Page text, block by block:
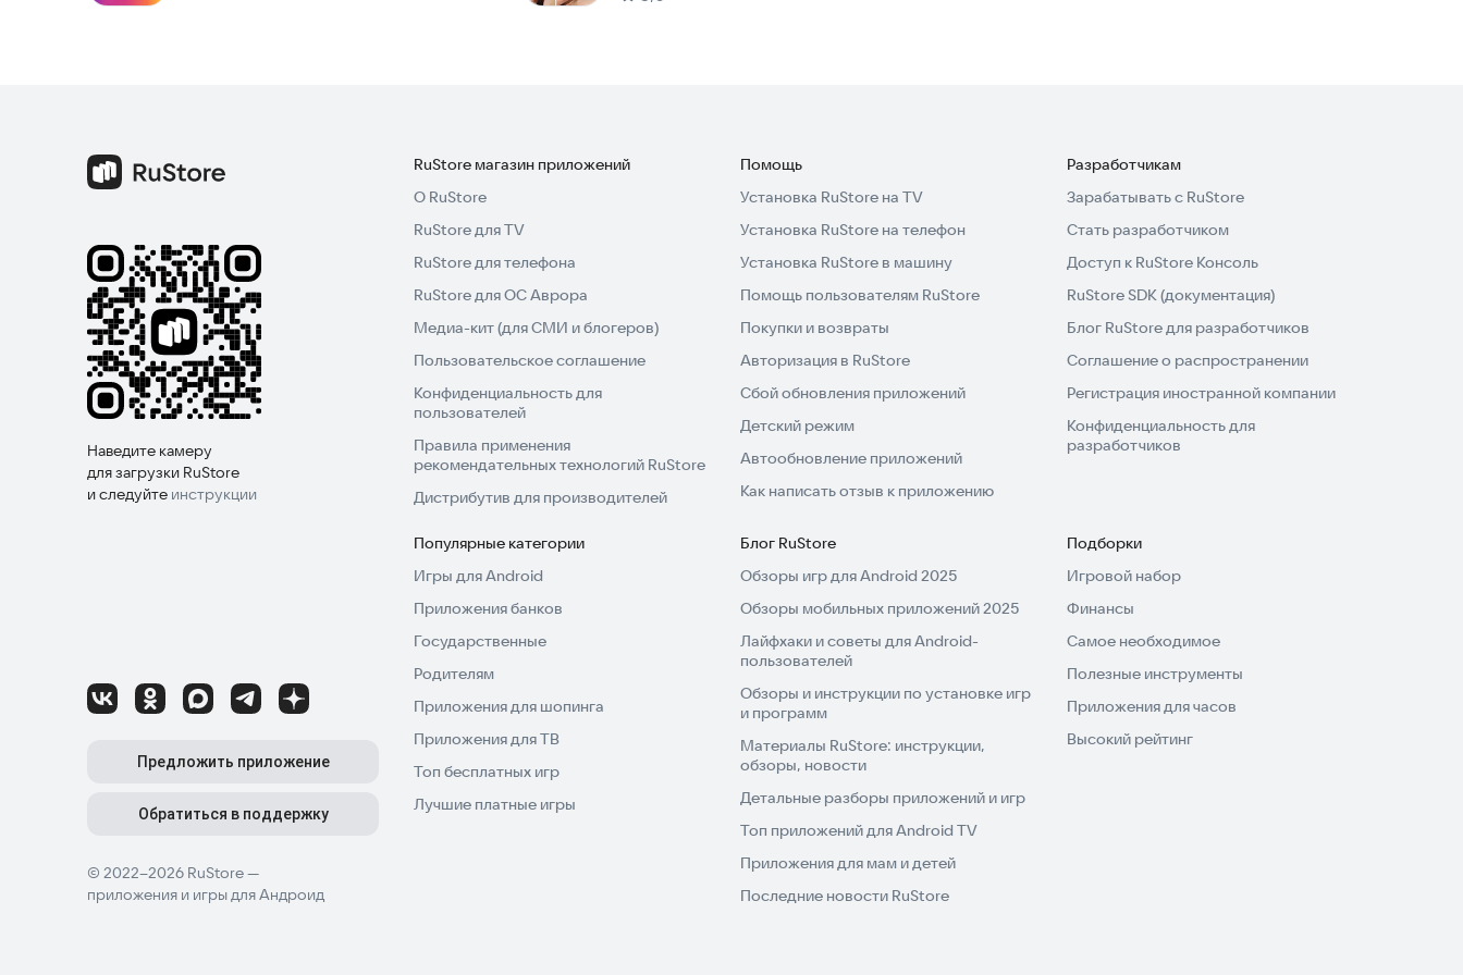
Pro и бесплатную версию прямо сейчас!
Наведите камеру
для загрузки RuStore
и следуйте инструкции
© 2022–2026 RuStore —
приложения и игры для Андроид
Предложить приложение
Обратиться в поддержку
RuStore магазин приложений
О RuStore
RuStore для TV
RuStore для телефона
RuStore для ОС Аврора
Медиа-кит (для СМИ и блогеров)
Пользовательское соглашение
Конфиденциальность для
пользователей
Правила применения
рекомендательных технологий RuStore
Дистрибутив для производителей
Помощь
Установка RuStore на TV
Установка RuStore на телефон
Установка RuStore в машину
Помощь пользователям RuStore
Покупки и возвраты
Авторизация в RuStore
Сбой обновления приложений
Детский режим
Автообновление приложений
Как написать отзыв к приложению
Разработчикам
Зарабатывать с RuStore
Стать разработчиком
Доступ к RuStore Консоль
RuStore SDK (документация)
Блог RuStore для разработчиков
Соглашение о распространении
Регистрация иностранной компании
Конфиденциальность для
разработчиков
Популярные категории
Игры для Android
Приложения банков
Государственные
Родителям
Приложения для шопинга
Приложения для ТВ
Топ бесплатных игр
Лучшие платные игры
Блог RuStore
Обзоры игр для Android 2025
Обзоры мобильных приложений 2025
Лайфхаки и советы для Android-
пользователей
Обзоры и инструкции по установке игр
и программ
Материалы RuStore: инструкции,
обзоры, новости
Детальные разборы приложений и игр
Топ приложений для Android TV
Приложения для мам и детей
Последние новости RuStore
Подборки
Игровой набор
Финансы
Самое необходимое
Полезные инструменты
Приложения для часов
Высокий рейтинг